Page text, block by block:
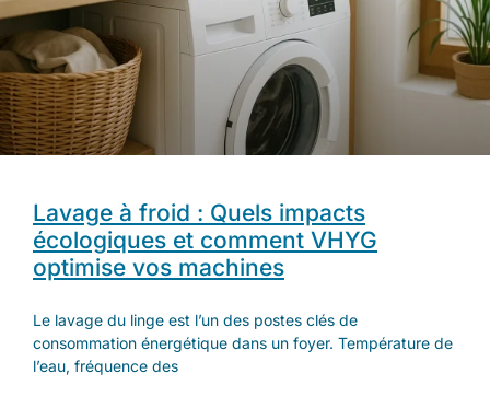
Lavage à froid : Quels impacts
écologiques et comment VHYG
optimise vos machines
Le lavage du linge est l’un des postes clés de
consommation énergétique dans un foyer. Température de
l’eau, fréquence des